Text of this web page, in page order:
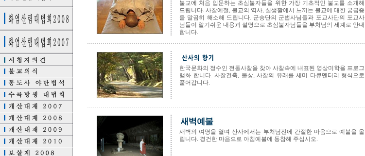
불교에 처음 입문하는 초심불자들을 위한 가장 기초적인 불교를 소개해
드립니다. 사찰예절, 불교의 역사, 실생활에서 느끼는 불교에 대한 궁금증
을 말끔히 해소해 드립니다. 군승단의 군법사님들과 포교사단의 포교사
님들이 알기쉬운 내용과 설명으로 초심불자님들을 부처님의 세계로 안내
합니다.
한국문화의 정수인 전통사찰을 찾아 사찰속에 내표된 영상미학을 프로그
램화 합니다. 사찰건축, 불상, 사찰의 유래를 세미 다큐멘터리 형식으로
풀어갑니다.
새벽의 여명을 열며 산사에서는 부처님전에 간절한 마음으로 예불을 올
립니다. 경건한 마음으로 아침예불에 동참해 주십시오.